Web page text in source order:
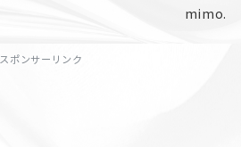
mimo.
スポンサーリンク